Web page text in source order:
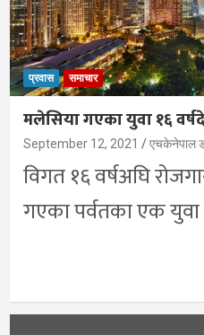
प्रवास समाचार
मलेसिया गएका युवा १६
September 12, 2021 एचकेनेपाल
विगत १६ वर्षअघि
गएका पर्वतका एक